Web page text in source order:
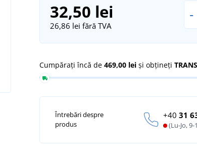
32,50 lei
26,86 lei fără TVA
-
Cumpărați încă de 469,00 lei și obțineți
Întrebări despre
produs
+40 31
(Lu-Jo, 9-